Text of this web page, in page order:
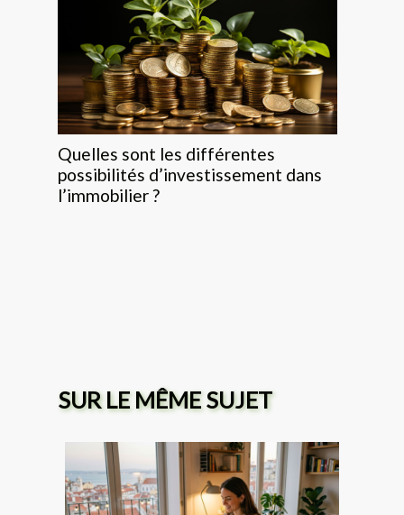
Quelles sont les différentes
possibilités d’investissement dans
l’immobilier ?
SUR LE MÊME SUJET